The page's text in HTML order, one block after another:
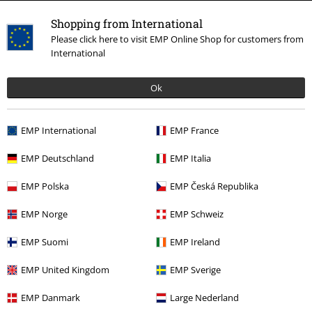
Shopping from International
Please click here to visit EMP Online Shop for customers from
International
Ok
EMP International EMP France
EMP Deutschland EMP Italia
EMP Polska EMP Česká Republika
EMP Norge EMP Schweiz
EMP Suomi EMP Ireland
EMP United Kingdom EMP Sverige
EMP Danmark Large Nederland
Nuestro servicio de atención al cliente está a tu
disposición
a 17:00.Más información
Chat
Servicio Atención al Cliente
Ayuda (FAQ)
Política de Devolución